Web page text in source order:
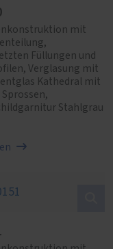
mit
Füllungen und
Verglasung mit
Kathedral mit
Stahlgrau